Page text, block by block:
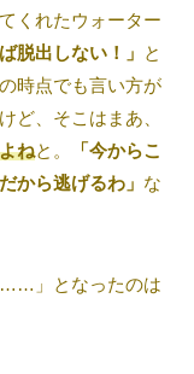
くれたウォーター
脱出しない！」 と
時点でも言い方が
ど、そこはまあ、
ねと。
「今からこ
から逃げるわ」 な
……」となったのは